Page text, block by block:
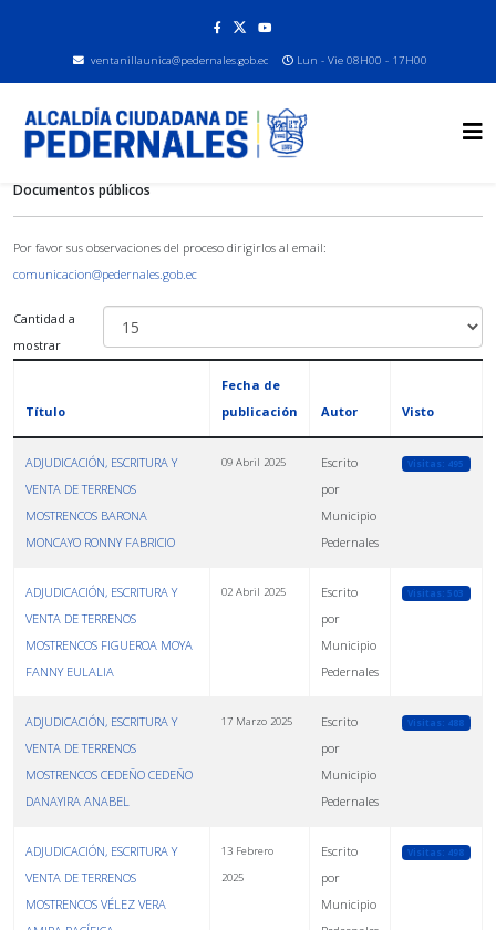
ventanillaunica@pedernales.gob.ec Lun - Vie 08H00 - 17H00
Documentos públicos
Por favor sus observaciones del proceso dirigirlos al email:
comunicacion@pedernales.gob.ec
Cantidad a
mostrar
Título
Fecha de
publicación
Autor Visto
ADJUDICACIÓN, ESCRITURA Y
VENTA DE TERRENOS
MOSTRENCOS BARONA
MONCAYO RONNY FABRICIO
09 Abril 2025
Escrito
por
Municipio
Pedernales
Visitas: 495
ADJUDICACIÓN, ESCRITURA Y
VENTA DE TERRENOS
MOSTRENCOS FIGUEROA MOYA
FANNY EULALIA
02 Abril 2025
Escrito
por
Municipio
Pedernales
Visitas: 503
ADJUDICACIÓN, ESCRITURA Y
VENTA DE TERRENOS
MOSTRENCOS CEDEÑO CEDEÑO
DANAYIRA ANABEL
17 Marzo 2025
Escrito
por
Municipio
Pedernales
Visitas: 488
ADJUDICACIÓN, ESCRITURA Y
VENTA DE TERRENOS
MOSTRENCOS VÉLEZ VERA
13 Febrero
2025
Escrito
por
Municipio
Visitas: 498